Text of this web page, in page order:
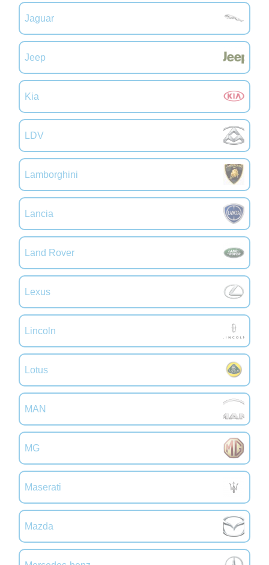
Jaguar
Jeep
Kia
LDV
Lamborghini
Lancia
Land Rover
Lexus
Lincoln
Lotus
MAN
MG
Maserati
Mazda